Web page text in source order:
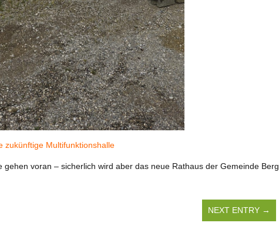
zukünftige Multifunktionshalle
voran – sicherlich wird aber das neue Rathaus der Gemeinde Berg
NEXT ENTRY →